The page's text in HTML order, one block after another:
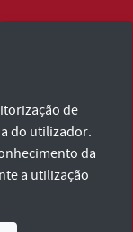
Privacidade
de
do utilizador.
da
a utilização